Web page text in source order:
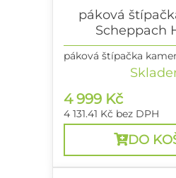
páková
Scheppach
páková štípačka
4 999 Kč
4 131.41 Kč bez DPH
DO